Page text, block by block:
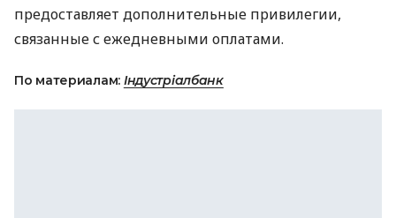
предоставляет дополнительные привилегии,
связанные с ежедневными оплатами.
По материалам: Індустріалбанк